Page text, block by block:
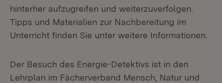
hinterher aufzugreifen und weiterzuverfolgen.
Tipps und Materialien zur Nachbereitung im
Unterricht finden Sie unter weitere Informationen.
Der Besuch des Energie-Detektivs ist in den
Lehrplan im Fächerverband Mensch, Natur und